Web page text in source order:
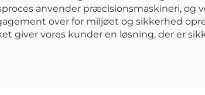
anvender præcisionsmaskineri,
over for miljøet og sikkerhed
giver vores kunder en løsning, der er